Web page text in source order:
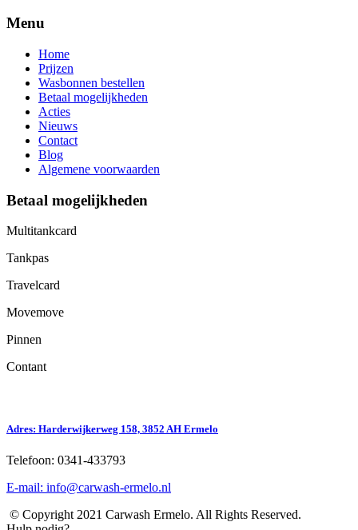
Menu
Home
Prijzen
Wasbonnen bestellen
Betaal mogelijkheden
Acties
Nieuws
Contact
Blog
Algemene voorwaarden
Betaal mogelijkheden
Multitankcard
Tankpas
Travelcard
Movemove
Pinnen
Contant
Adres: Harderwijkerweg 158, 3852 AH Ermelo
Telefoon: 0341-433793
E-mail: info@carwash-ermelo.nl
© Copyright 2021 Carwash Ermelo. All Rights Reserved.